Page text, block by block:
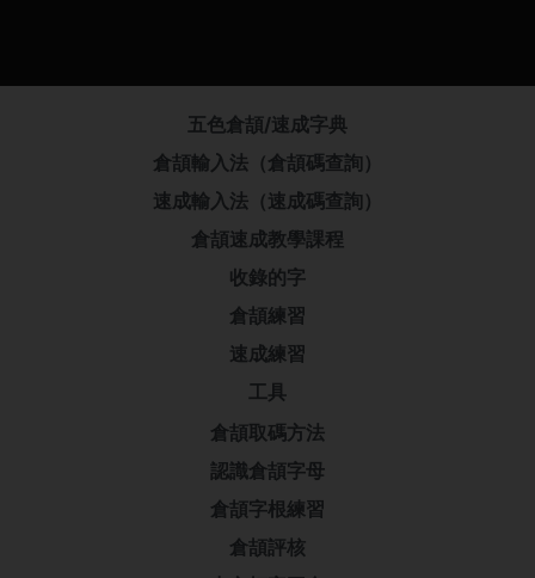
五色倉頡/速成字典
倉頡輸入法（倉頡碼查詢）
速成輸入法（速成碼查詢）
倉頡速成教學課程
收錄的字
倉頡練習
速成練習
工具
倉頡取碼方法
認識倉頡字母
倉頡字根練習
倉頡評核